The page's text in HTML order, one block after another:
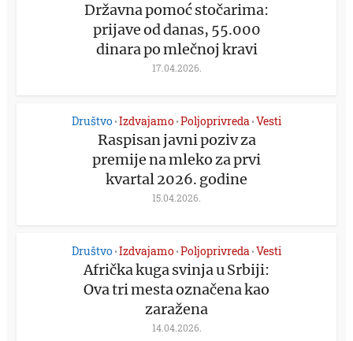
Državna pomoć stočarima:
prijave od danas, 55.000
dinara po mlečnoj kravi
17.04.2026.
Društvo•Izdvajamo•Poljoprivreda•Vesti
Raspisan javni poziv za
premije na mleko za prvi
kvartal 2026. godine
15.04.2026.
Društvo•Izdvajamo•Poljoprivreda•Vesti
Afrička kuga svinja u Srbiji:
Ova tri mesta označena kao
zaražena
14.04.2026.